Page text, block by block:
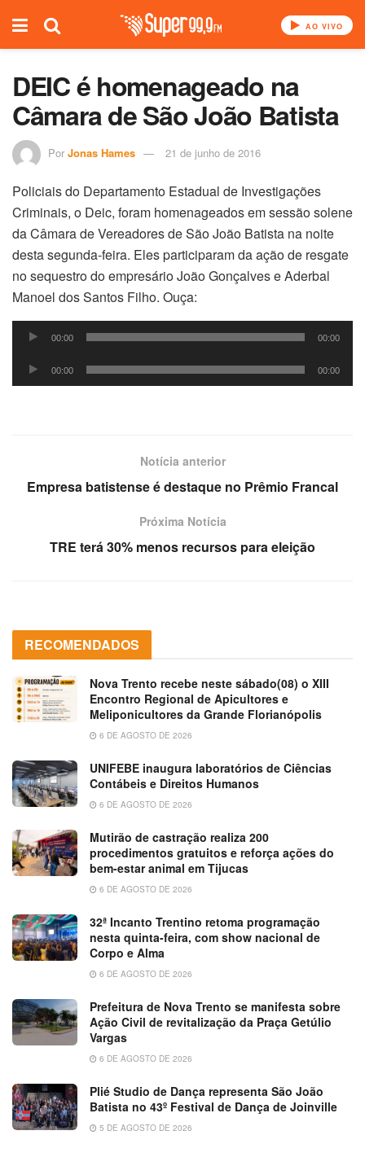
AO VIVO
DEIC é homenageado na
Câmara de São João Batista
Por Jonas Hames 21 de junho de 2016
Policiais do Departamento Estadual de Investigações
Criminais, o Deic, foram homenageados em sessão solene
da Câmara de Vereadores de São João Batista na noite
desta segunda-feira. Eles participaram da ação de resgate
no sequestro do empresário João Gonçalves e Aderbal
Manoel dos Santos Filho. Ouça:
Tocador
áudio
00:00 00:00
Tocador
de
00:00 00:00
Notícia anterior
Empresa batistense é destaque no Prêmio Francal
Próxima Notícia
TRE terá 30% menos recursos para eleição
RECOMENDADOS
Nova Trento recebe neste sábado(08) o XIII
Encontro Regional de Apicultores e
Meliponicultores da Grande Florianópolis
6 DE AGOSTO DE 2026
UNIFEBE inaugura laboratórios de Ciências
Contábeis e Direitos Humanos
6 DE AGOSTO DE 2026
Mutirão de castração realiza 200
procedimentos gratuitos e reforça ações do
bem-estar animal em Tijucas
6 DE AGOSTO DE 2026
32ª Incanto Trentino retoma programação
nesta quinta-feira, com show nacional de
Corpo e Alma
6 DE AGOSTO DE 2026
Prefeitura de Nova Trento se manifesta sobre
Ação Civil de revitalização da Praça Getúlio
Vargas
6 DE AGOSTO DE 2026
Plié Studio de Dança representa São João
Batista no 43º Festival de Dança de Joinville
5 DE AGOSTO DE 2026